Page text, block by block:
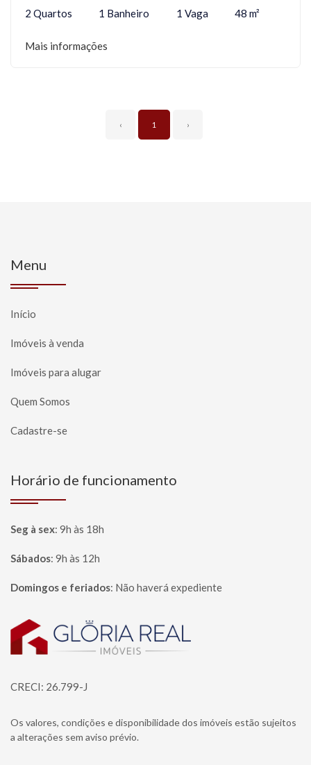
2 Quartos 1 Banheiro 1 Vaga 48 m²
Mais informações
‹ 1 ›
Menu
Início
Imóveis à venda
Imóveis para alugar
Quem Somos
Cadastre-se
Horário de funcionamento
Seg à sex: 9h às 18h
Sábados: 9h às 12h
Domingos e feriados: Não haverá expediente
Página inicial
CRECI: 26.799-J
Os valores, condições e disponibilidade dos imóveis estão sujeitos
a alterações sem aviso prévio.